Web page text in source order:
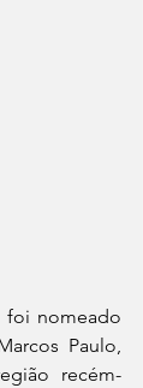
foi nomeado
Paulo,
recém-